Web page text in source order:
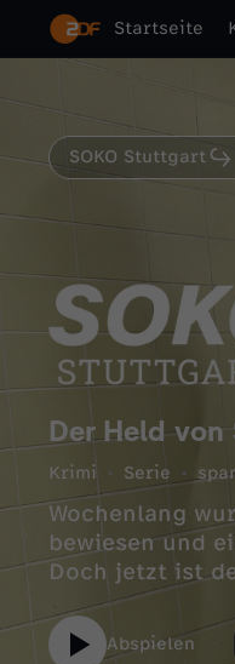
Startseite
SOKO Stuttgart
Der Held
Krimi Serie
Wochenlang
bewiesen und
Doch jetzt ist
Abspielen